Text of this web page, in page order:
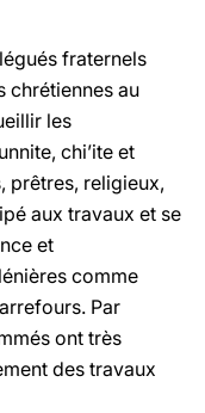
fraternels
chrétiennes au
les
chi’ite et
prêtres, religieux,
aux travaux et se
et
comme
Par
ont très
des travaux